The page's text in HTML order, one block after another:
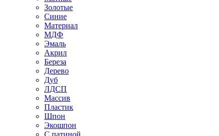
Золотые
Синие
Материал
МДФ
Эмаль
Акрил
Береза
Дерево
Дуб
ЛДСП
Массив
Пластик
Шпон
Экошпон
С патиной